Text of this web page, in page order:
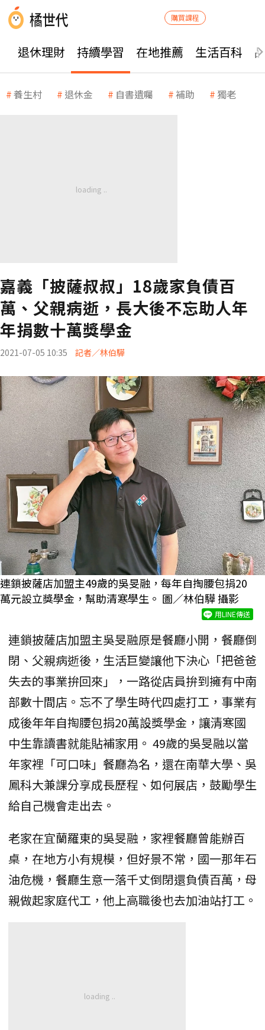
購買課程
退休理財 持續學習 在地推薦 生活百科
養生村 退休金 自書遺囑 補助 獨老
嘉義「披薩叔叔」18歲家負債百
萬、父親病逝，長大後不忘助人年
年捐數十萬獎學金
2021-07-05 10:35 記者／林伯驊
連鎖披薩店加盟主49歲的吳旻融，每年自掏腰包捐20
萬元設立獎學金，幫助清寒學生。 圖／林伯驊 攝影
用LINE傳送
連鎖披薩店加盟主吳旻融原是餐廳小開，餐廳倒
閉、父親病逝後，生活巨變讓他下決心「把爸爸
失去的事業拚回來」，一路從店員拚到擁有中南
部數十間店。忘不了學生時代四處打工，事業有
成後年年自掏腰包捐20萬設獎學金，讓清寒國
中生靠讀書就能貼補家用。 49歲的吳旻融以當
年家裡「可口味」餐廳為名，還在南華大學、吳
鳳科大兼課分享成長歷程、如何展店，鼓勵學生
給自己機會走出去。
老家在宜蘭羅東的吳旻融，家裡餐廳曾能辦百
桌，在地方小有規模，但好景不常，國一那年石
油危機，餐廳生意一落千丈倒閉還負債百萬，母
親做起家庭代工，他上高職後也去加油站打工。